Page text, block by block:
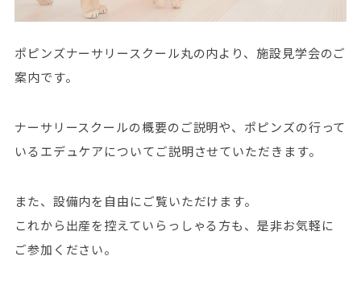
ポピンズナーサリースクール丸の内より、施設見学会のご
案内です。
ナーサリースクールの概要のご説明や、ポピンズの行って
いるエデュケアについてご説明させていただきます。
また、設備内を自由にご覧いただけます。
これから出産を控えていらっしゃる方も、是非お気軽に
ご参加ください。